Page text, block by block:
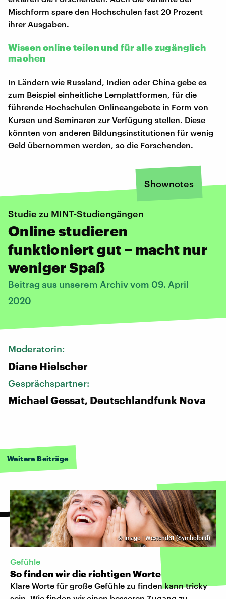
Mischform spare den Hochschulen fast 20 Prozent
ihrer Ausgaben.
Wissen online teilen und für alle zugänglich
machen
In Ländern wie Russland, Indien oder China gebe es
zum Beispiel einheitliche Lernplattformen, für die
führende Hochschulen Onlineangebote in Form von
Kursen und Seminaren zur Verfügung stellen. Diese
könnten von anderen Bildungsinstitutionen für wenig
Geld übernommen werden, so die Forschenden.
Shownotes
Studie zu MINT-Studiengängen
Online studieren
funktioniert gut − macht nur
weniger Spaß
Beitrag aus unserem Archiv vom 09. April
2020
Moderatorin:
Diane Hielscher
Gesprächspartner:
Michael Gessat, Deutschlandfunk Nova
Weitere Beiträge
©Imago | Westend61 (Symbolbild)
Gefühle
So finden wir die richtigen Worte
Klare Worte für große Gefühle zu finden kann tricky